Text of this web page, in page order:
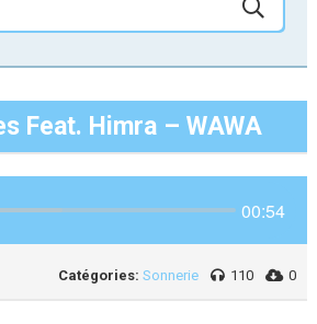
Feat. Himra – WAWA
00:54
Catégories: Sonnerie 110 0